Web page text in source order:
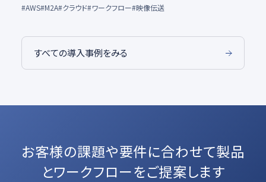
#AWS#M2A#クラウド#ワークフロー#映像伝送
すべての導入事例をみる
お客様の課題や要件に合わせて製品
とワークフローをご提案します